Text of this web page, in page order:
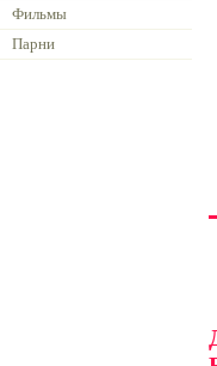
Фильмы
Парни